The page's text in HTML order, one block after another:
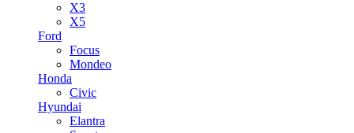
X3
X5
Ford
Focus
Mondeo
Honda
Civic
Hyundai
Elantra